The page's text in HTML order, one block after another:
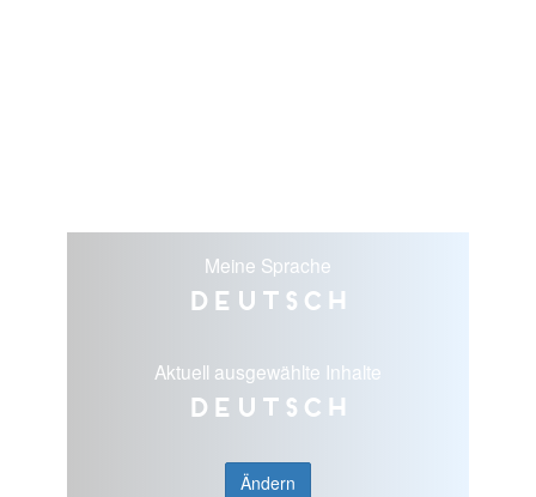
Meine Sprache
Deutsch
Aktuell ausgewählte Inhalte
Deutsch
Ändern